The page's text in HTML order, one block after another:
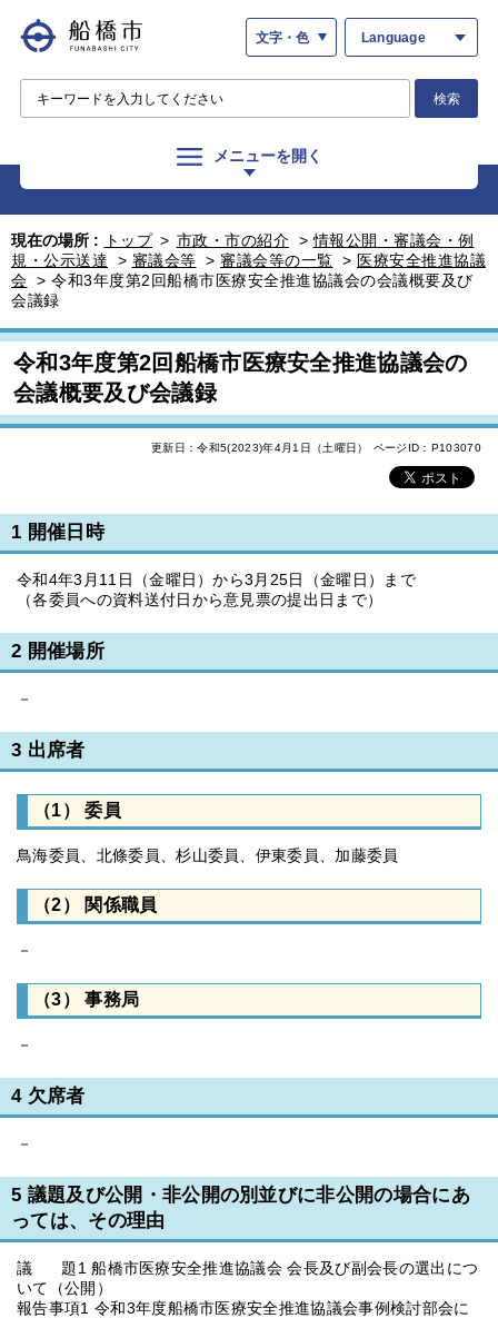
文字・色 Language
検索
メニューを開く
現在の場所 : トップ > 市政・市の紹介 >情報公開・審議会・例
規・公示送達
> 審議会等 > 審議会等の一覧 > 医療安全推進協議
会 > 令和3年度第2回船橋市医療安全推進協議会の会議概要及び
会議録
令和3年度第2回船橋市医療安全推進協議会の
会議概要及び会議録
更新日：令和5(2023)年4月1日（土曜日） ページID：P103070
1 開催日時
令和4年3月11日（金曜日）から3月25日（金曜日）まで
（各委員への資料送付日から意見票の提出日まで）
2 開催場所
－
3 出席者
（1） 委員
鳥海委員、北條委員、杉山委員、伊東委員、加藤委員
（2） 関係職員
－
（3） 事務局
－
4 欠席者
－
5 議題及び公開・非公開の別並びに非公開の場合にあ
っては、その理由
議 題1 船橋市医療安全推進協議会 会長及び副会長の選出につ
いて（公開）
報告事項1 令和3年度船橋市医療安全推進協議会事例検討部会に